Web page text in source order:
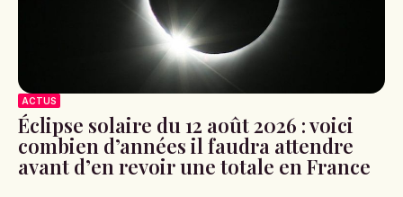
ACTUS
Éclipse solaire du 12 août 2026 : voici
combien d’années il faudra attendre
avant d’en revoir une totale en France